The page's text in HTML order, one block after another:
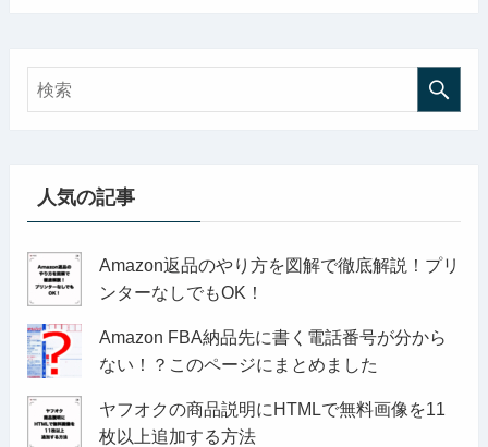
人気の記事
Amazon返品のやり方を図解で徹底解説！プリ
ンターなしでもOK！
Amazon FBA納品先に書く電話番号が分から
ない！？このページにまとめました
ヤフオクの商品説明にHTMLで無料画像を11
枚以上追加する方法